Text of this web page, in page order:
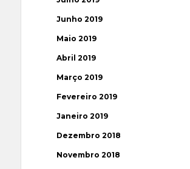
Junho 2019
Maio 2019
Abril 2019
Março 2019
Fevereiro 2019
Janeiro 2019
Dezembro 2018
Novembro 2018